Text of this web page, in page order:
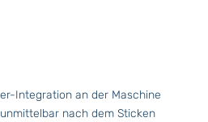
Integration an der Maschine
nach dem Sticken